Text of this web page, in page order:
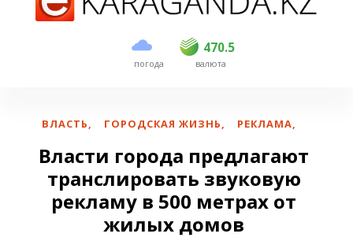
погода
470.5
USD 468.5 470.5
EUR валюта
ВЛАСТЬ, ГОРОДСКАЯ ЖИЗНЬ, РЕКЛАМА,
Власти города предлагают
транслировать звуковую
рекламу в 500 метрах от
жилых домов